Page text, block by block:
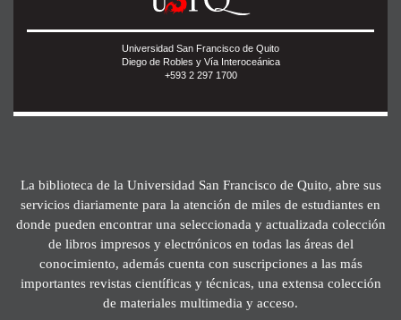
Universidad San Francisco de Quito
Diego de Robles y Vía Interoceánica
+593 2 297 1700
La biblioteca de la Universidad San Francisco de Quito, abre sus
servicios diariamente para la atención de miles de estudiantes en
donde pueden encontrar una seleccionada y actualizada colección
de libros impresos y electrónicos en todas las áreas del
conocimiento, además cuenta con suscripciones a las más
importantes revistas científicas y técnicas, una extensa colección
de materiales multimedia y acceso.